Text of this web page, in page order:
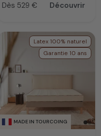
Prix
Dès 529 € Découvrir
MADE IN TOURCOING
Latex 100% naturel
Garantie 10 ans